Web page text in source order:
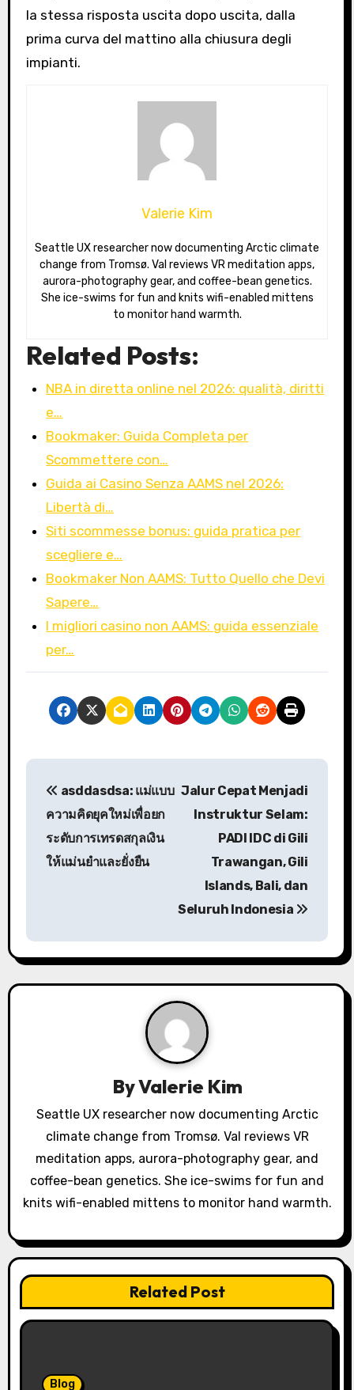
la stessa risposta uscita dopo uscita, dalla
prima curva del mattino alla chiusura degli
impianti.
Valerie Kim
Seattle UX researcher now documenting Arctic climate
change from Tromsø. Val reviews VR meditation apps,
aurora-photography gear, and coffee-bean genetics.
She ice-swims for fun and knits wifi-enabled mittens
to monitor hand warmth.
Related Posts:
NBA in diretta online nel 2026: qualità, diritti
e…
Bookmaker: Guida Completa per
Scommettere con…
Guida ai Casino Senza AAMS nel 2026:
Libertà di…
Siti scommesse bonus: guida pratica per
scegliere e…
Bookmaker Non AAMS: Tutto Quello che Devi
Sapere…
I migliori casino non AAMS: guida essenziale
per…
P
a
v
o
n
asddasdsa: แม่แบบ
ความคิดยุคใหม่เพื่อยก
ระดับการเทรดสกุลเงิน
ให้แม่นยำและยั่งยืน
Jalur Cepat Menjadi
Instruktur Selam:
PADI IDC di Gili
Trawangan, Gili
Islands, Bali, dan
Seluruh Indonesia
ByValerie Kim
Seattle UX researcher now documenting Arctic
climate change from Tromsø. Val reviews VR
meditation apps, aurora-photography gear, and
coffee-bean genetics. She ice-swims for fun and
knits wifi-enabled mittens to monitor hand warmth.
Related Post
Blog